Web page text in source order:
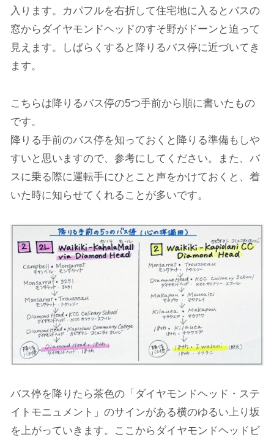
入ります。カパフルを右折して住宅地に入るとバスの
窓からダイヤモンドヘッドのすそ野がドーンと迫って
見えます。しばらくすると降りるバス停に近づいてき
ます。
こちらは降りるバス停の5つ手前から順に書いたもの
です。
降りる手前のバス停を知っておくと降りる準備もしや
すいと思いますので、参考にしてください。また、バ
スに乗る際に運転手にひとこと声をかけておくと、着
いた時に知らせてくれることが多いです。
バス停を降りたら茶色の「ダイヤモンドヘッド・ステ
イトモニュメント」のサインがある横のゆるい上り坂
を上がっていきます。ここからダイヤモンドヘッドビ